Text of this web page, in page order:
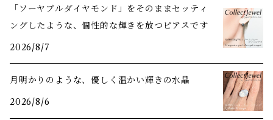
「ソーヤブルダイヤモンド」をそのままセッティ
ングしたような、個性的な輝きを放つピアスです
2026/8/7
月明かりのような、優しく温かい輝きの水晶
2026/8/6